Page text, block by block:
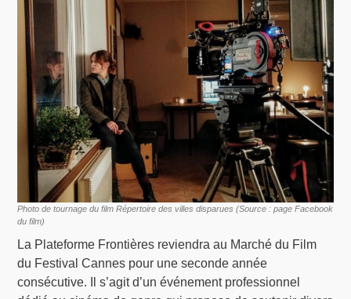
Photo de tournage du film Répertoire des villes disparues (Source : page Facebook
du film)
La Plateforme Frontières reviendra au Marché du Film
du Festival Cannes pour une seconde année
consécutive. Il s’agit d’un événement professionnel